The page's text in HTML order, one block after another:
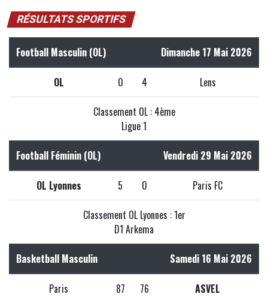
RÉSULTATS SPORTIFS
Football Masculin (OL) Dimanche 17 Mai 2026
OL 0 4 Lens
Classement OL : 4ème
Ligue 1
Football Féminin (OL) Vendredi 29 Mai 2026
OL Lyonnes 5 0 Paris FC
Classement OL Lyonnes : 1er
D1 Arkema
Basketball Masculin Samedi 16 Mai 2026
Paris 87 76 ASVEL